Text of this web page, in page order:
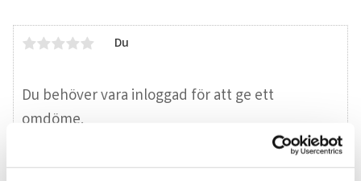
Du